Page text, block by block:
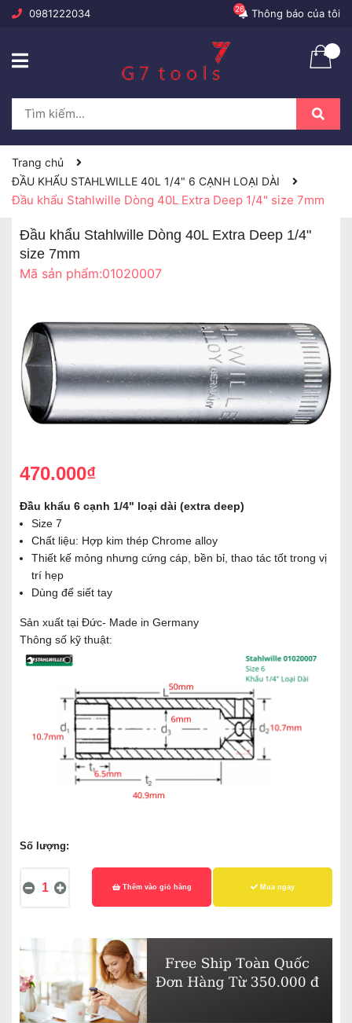
0981222034 Thông báo của tôi
26
Trang chủ
ĐẦU KHẨU STAHLWILLE 40L 1/4" 6 CẠNH LOẠI DÀI
Đầu khẩu Stahlwille Dòng 40L Extra Deep 1/4" size 7mm
Đầu khẩu Stahlwille Dòng 40L Extra Deep 1/4"
size 7mm
Mã sản phẩm:01020007
470.000₫
Đầu khẩu 6 cạnh 1/4" loại dài (extra deep)
Size 7
Chất liệu: Hợp kim thép Chrome alloy
Thiết kế mỏng nhưng cứng cáp, bền bỉ, thao tác tốt trong vị
trí hẹp
Dùng để siết tay
Sản xuất tại Đức- Made in Germany
Thông số kỹ thuật:
Số lượng:
Thêm vào giỏ hàng Mua ngay